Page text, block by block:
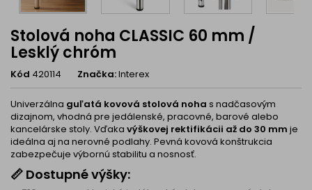
Stolová noha CLASSIC 60 mm /
Lesklý chróm
Kód 420114 Značka:Interex
Univerzálna guľatá kovová stolová noha s nadčasovým
dizajnom, vhodná pre jedálenské, pracovné, barové alebo
kancelárske stoly. Vďaka výškovej rektifikácii až do 30 mm je
ideálna aj na nerovné podlahy. Pevná kovová konštrukcia
zabezpečuje výbornú stabilitu a nosnosť.
📏 Dostupné výšky: